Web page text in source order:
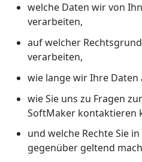
welche Daten wir von
verarbeiten,
auf welcher
verarbeiten,
wie lange wir Ihre
wie Sie uns zu Fragen
SoftMaker kontaktieren
und welche Rechte Sie
gegenüber geltend